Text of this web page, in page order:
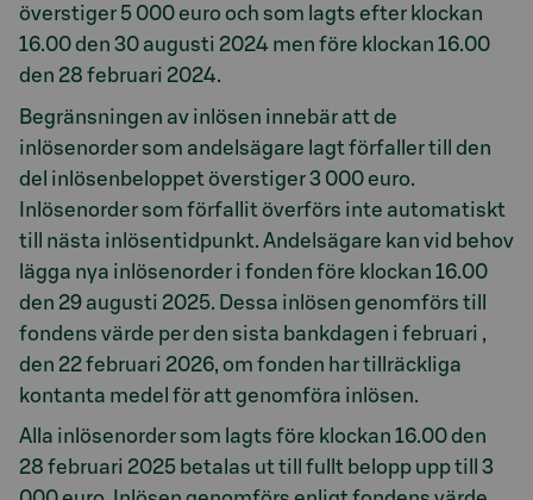
överstiger 5 000 euro och som lagts efter klockan
16.00 den 30 augusti 2024 men före klockan 16.00
den 28 februari 2024.
Begränsningen av inlösen innebär att de
inlösenorder som andelsägare lagt förfaller till den
del inlösenbeloppet överstiger 3 000 euro.
Inlösenorder som förfallit överförs inte automatiskt
till nästa inlösentidpunkt. Andelsägare kan vid behov
lägga nya inlösenorder i fonden före klockan 16.00
den 29 augusti 2025. Dessa inlösen genomförs till
fondens värde per den sista bankdagen i februari ,
den 22 februari 2026, om fonden har tillräckliga
kontanta medel för att genomföra inlösen.
Alla inlösenorder som lagts före klockan 16.00 den
28 februari 2025 betalas ut till fullt belopp upp till 3